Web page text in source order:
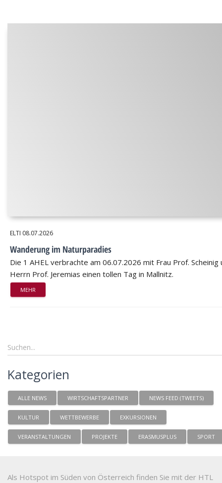
ELTI 08.07.2026
Wanderung im Naturparadies
Die 1 AHEL verbrachte am 06.07.2026 mit Frau Prof. Scheinig
Herrn Prof. Jeremias einen tollen Tag in Mallnitz.
MEHR
Kategorien
ALLE NEWS WIRTSCHAFTSPARTNER NEWS FEED (TWEETS)
KULTUR WETTBEWERBE EXKURSIONEN
VERANSTALTUNGEN PROJEKTE ERASMUSPLUS SPORT
Als Hotspot im Süden von Österreich finden Sie mit der HTL